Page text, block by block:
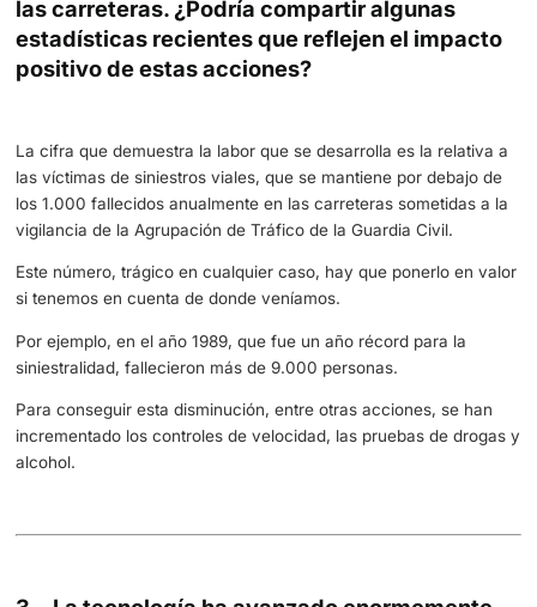
reseñables:
El uso obligatorio del casco (>125cc) se establece
alcoholemia.
En 1985 se establece el uso obligatorio del cinturón
seguridad.
en 1992.
establecieron los sistemas de señalización
En 2006 nace el Permiso de Conducción por
En 2010 se empezaron a realizar los controles de